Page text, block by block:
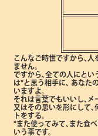
こんなご時世ですから､人
ません。
ですから､全ての人にとい
は"と思う相手に､
あなた
いますよ。
それは言葉でもいいし､メ
又はその思いを形にして､
トをする。
"また使ってみて､また食
いう事です。